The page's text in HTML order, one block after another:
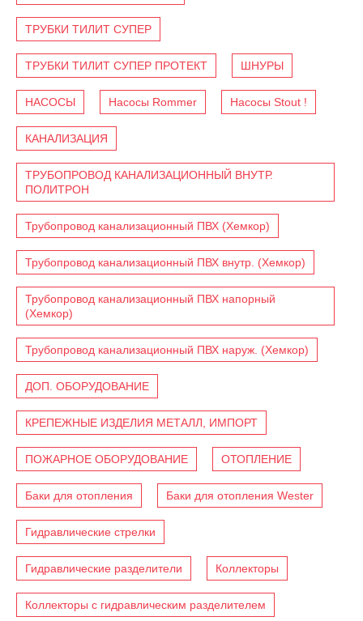
ТРУБКИ ТИЛИТ СУПЕР
ТРУБКИ ТИЛИТ СУПЕР ПРОТЕКТ ШНУРЫ
НАСОСЫ Насосы Rommer Насосы Stout !
КАНАЛИЗАЦИЯ
ТРУБОПРОВОД КАНАЛИЗАЦИОННЫЙ ВНУТР.
ПОЛИТРОН
Трубопровод канализационный ПВХ (Хемкор)
Трубопровод канализационный ПВХ внутр. (Хемкор)
Трубопровод канализационный ПВХ напорный
(Хемкор)
Трубопровод канализационный ПВХ наруж. (Хемкор)
ДОП. ОБОРУДОВАНИЕ
КРЕПЕЖНЫЕ ИЗДЕЛИЯ МЕТАЛЛ, ИМПОРТ
ПОЖАРНОЕ ОБОРУДОВАНИЕ ОТОПЛЕНИЕ
Баки для отопления Баки для отопления Wester
Гидравлические стрелки
Гидравлические разделители Коллекторы
Коллекторы с гидравлическим разделителем